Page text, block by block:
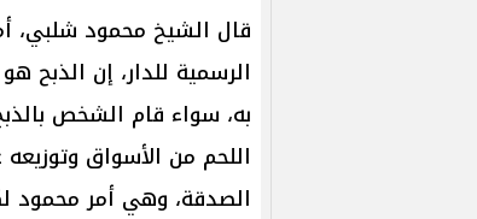
قال الشيخ محمود شلبي،
الرسمية للدار، إن الذبح
به، سواء قام الشخص
اللحم من الأسواق
الصدقة، وهي أمر محمود